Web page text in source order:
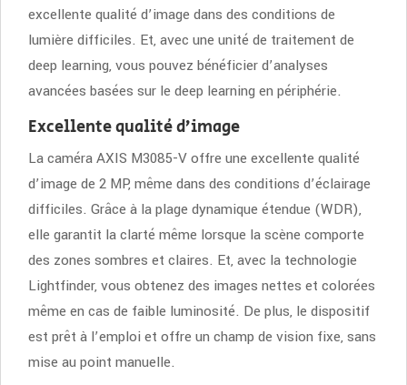
excellente qualité d’image dans des conditions de
lumière difficiles. Et, avec une unité de traitement de
deep learning, vous pouvez bénéficier d’analyses
avancées basées sur le deep learning en périphérie.
Excellente qualité d’image
La caméra AXIS M3085-V offre une excellente qualité
d’image de 2 MP, même dans des conditions d’éclairage
difficiles. Grâce à la plage dynamique étendue (WDR),
elle garantit la clarté même lorsque la scène comporte
des zones sombres et claires. Et, avec la technologie
Lightfinder, vous obtenez des images nettes et colorées
même en cas de faible luminosité. De plus, le dispositif
est prêt à l’emploi et offre un champ de vision fixe, sans
mise au point manuelle.